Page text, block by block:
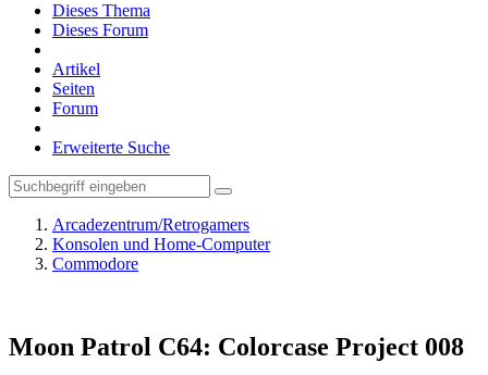
Dieses Thema
Dieses Forum
Artikel
Seiten
Forum
Erweiterte Suche
Arcadezentrum/Retrogamers
Konsolen und Home-Computer
Commodore
Moon Patrol C64: Colorcase Project 008